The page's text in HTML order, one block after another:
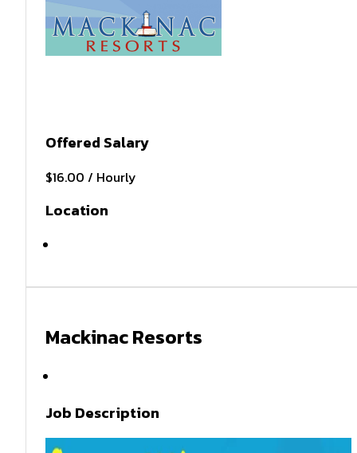
Offered Salary
$16.00 / Hourly
Location
Mackinac Resorts
Job Description